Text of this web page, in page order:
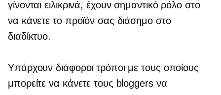
γίνονται ειλικρινά, έχουν σημαντικό ρόλο στο
να κάνετε το προϊόν σας διάσημο στο
διαδίκτυο.
Υπάρχουν διάφοροι τρόποι με τους οποίους
μπορείτε να κάνετε τους bloggers να